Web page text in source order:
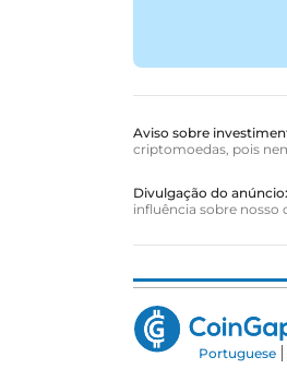
Aviso sobre
criptomoedas, pois
Divulgação do anúncio:
influência sobre nosso
Portuguese